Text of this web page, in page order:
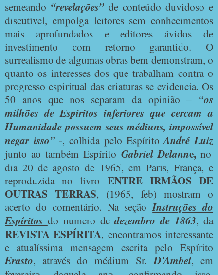
semeando “revelações” de conteúdo duvidoso e
discutível, empolga leitores sem conhecimentos
mais aprofundados e editores ávidos de
investimento com retorno garantido. O
surrealismo de algumas obras bem demonstram, o
quanto os interesses dos que trabalham contra o
progresso espiritual das criaturas se evidencia. Os
50 anos que nos separam da opinião – “os
milhões de Espíritos inferiores que cercam a
Humanidade possuem seus médiuns, impossível
negar isso”-, colhida pelo EspíritoAndré Luiz
junto ao também Espírito Gabriel Delanne,no
dia 20 de agosto de 1965, em Paris, França, e
reproduzida no livro ENTRE IRMÃOS DE
OUTRAS TERRAS, (1965, feb) mostram o
acerto do comentário. Na seçãoInstruções do
Espíritos do numero dedezembro de 1863, da
REVISTA ESPÍRITA, encontramos interessante
e atualíssima mensagem escrita pelo Espírito
Erasto, através do médium Sr. D’Ambel, em